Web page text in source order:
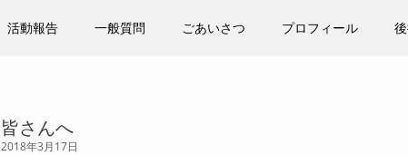
活動報告 一般質問 ごあいさつ プロフィール
皆さんへ
2018年3月17日